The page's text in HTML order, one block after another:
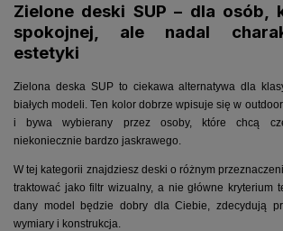
Zielone deski SUP – dla osób,
spokojnej, ale nadal
estetyki
Zielona deska SUP to ciekawa alternatywa dla
białych modeli. Ten kolor dobrze wpisuje się w
i bywa wybierany przez osoby, które chcą
niekoniecznie bardzo jaskrawego.
W tej kategorii znajdziesz deski o różnym
traktować jako filtr wizualny, a nie główne kryterium
dany model będzie dobry dla Ciebie, zdecydują
wymiary i konstrukcja.